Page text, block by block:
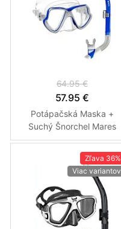
64.95 €
57.95 €
Potápačská Maska +
Suchý Šnorchel Mares
WAHOO DRY Combo
Zľava 36%
Viac variantov